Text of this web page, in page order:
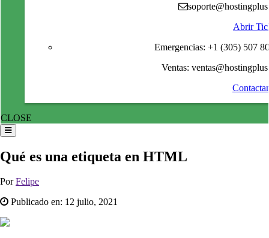
Abrir
Emergencias: +1 (305) 507
Ventas:
CLOSE
Qué es una etiqueta en HTML
PorFelipe
Publicado en: 12 julio, 2021